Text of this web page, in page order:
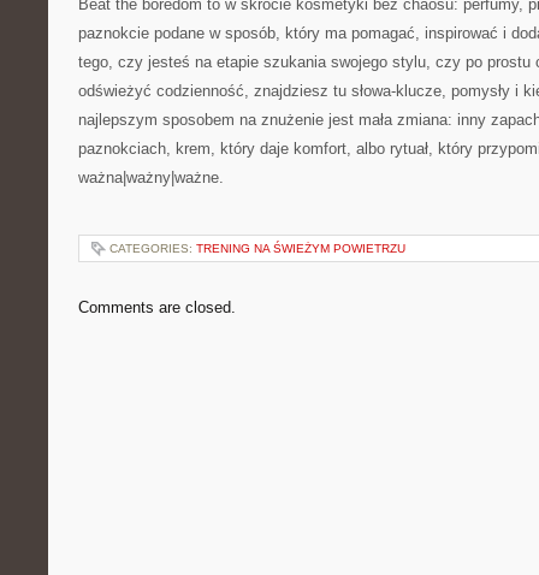
Beat the boredom to w skrócie kosmetyki bez chaosu: perfumy,
paznokcie podane w sposób, który ma pomagać, inspirować i
tego, czy jesteś na etapie szukania swojego stylu, czy po prostu
odświeżyć codzienność, znajdziesz tu słowa-klucze, pomysły i
najlepszym sposobem na znużenie jest mała zmiana: inny
paznokciach, krem, który daje komfort, albo rytuał, który
ważna|ważny|ważne.
CATEGORIES: TRENING NA ŚWIEŻYM POWIETRZU
Comments are closed.